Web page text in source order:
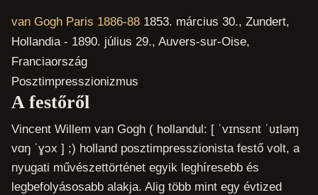
van Gogh Paris 1886-88 1853. március 30., Zundert,
Hollandia - 1890. július 29., Auvers-sur-Oise,
Franciaország
Posztimpresszionizmus
A festőről
Vincent Willem van Gogh ( hollandul: [ ˈvɪnsɛnt ˈʋɪləɱ
vɑŋ ˈɣɔx ] ;) holland posztimpresszionista festő volt, a
nyugati művészettörténet egyik leghíresebb és
legbefolyásosabb alakja. Alig több mint egy évtized